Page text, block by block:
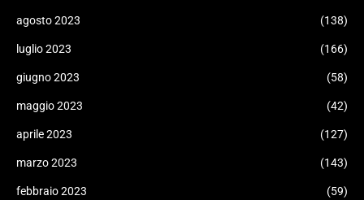
agosto 2023 (138)
luglio 2023 (166)
giugno 2023 (58)
maggio 2023 (42)
aprile 2023 (127)
marzo 2023 (143)
febbraio 2023 (59)